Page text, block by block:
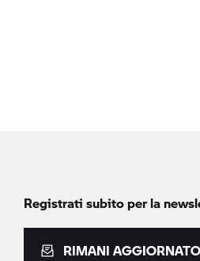
Registrati subito per la
RIMANI AGGIORNATO